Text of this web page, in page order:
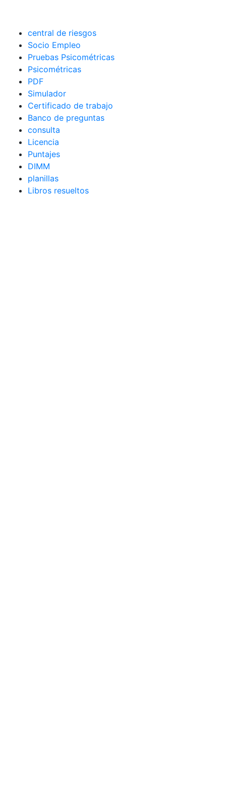
central de riesgos
Socio Empleo
Pruebas Psicométricas
Psicométricas
PDF
Simulador
Certificado de trabajo
Banco de preguntas
consulta
Licencia
Puntajes
DIMM
planillas
Libros resueltos